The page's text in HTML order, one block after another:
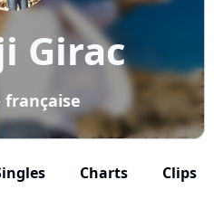
Girac
Charts Clips